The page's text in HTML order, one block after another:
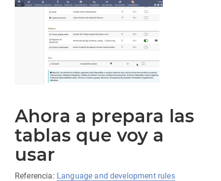
Ahora a prepara las
tablas que voy a
usar
Referencia: Language and development rules